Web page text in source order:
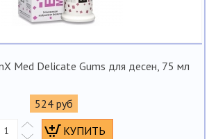
Med Delicate Gums для десен, 75 мл
524 руб